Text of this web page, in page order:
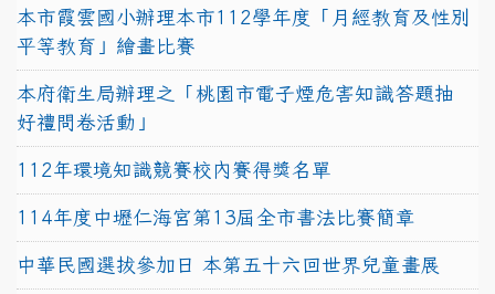
本市霞雲國小辦理本市112學年度「月經教育及性別
平等教育」繪畫比賽
本府衛生局辦理之「桃園市電子煙危害知識答題抽
好禮問卷活動」
112年環境知識競賽校內賽得獎名單
114年度中壢仁海宮第13屆全市書法比賽簡章
中華民國選拔參加日 本第五十六回世界兒童畫展